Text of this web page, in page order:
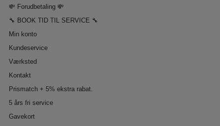
💸 Forudbetaling 💸
🔧 BOOK TID TIL SERVICE 🔧
Min konto
Kundeservice
Værksted
Kontakt
Prismatch + 5% ekstra rabat.
5 års fri service
Gavekort